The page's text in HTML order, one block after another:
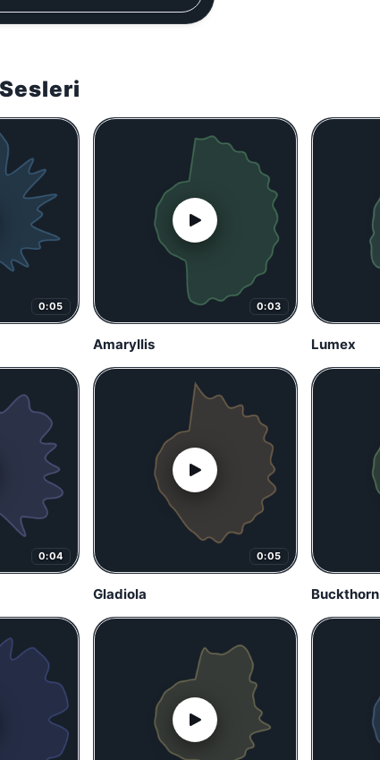
0:05 0:03
Amaryllis Lumex
0:04 0:05
Gladiola Buckthorn